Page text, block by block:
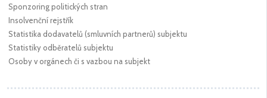
Sponzoring politických stran
Insolvenční rejstřík
Statistika dodavatelů (smluvních partnerů) subjektu
Statistiky odběratelů subjektu
Osoby v orgánech či s vazbou na subjekt